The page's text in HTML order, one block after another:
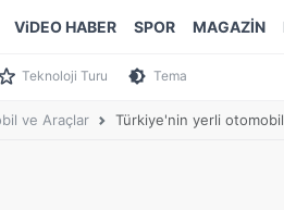
ViDEO HABER SPOR MAGAZİN
Teknoloji Turu Tema
ve Araçlar Türkiye'nin yerli